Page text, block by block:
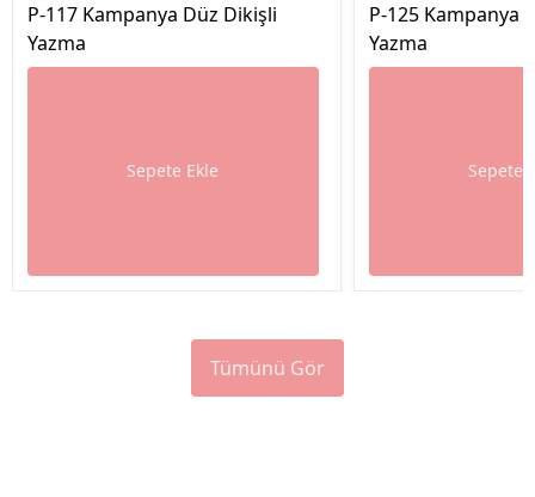
P-117 Kampanya Düz Dikişli
Yazma
Sepete Ekle
P-125 Kampanya
Yazma
Sepete
Tümünü Gör